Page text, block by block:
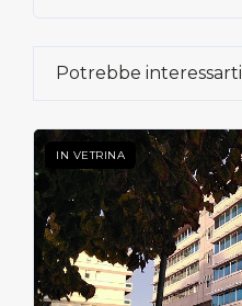
Potrebbe interessarti
IN VETRINA